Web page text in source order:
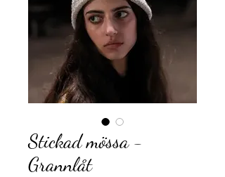
Stickad mössa -
Grannlåt